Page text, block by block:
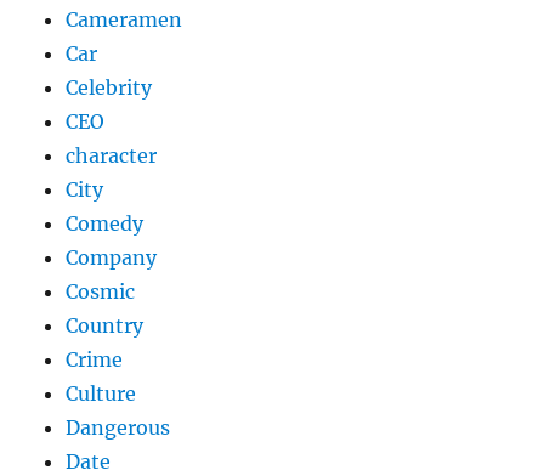
Cameramen
Car
Celebrity
CEO
character
City
Comedy
Company
Cosmic
Country
Crime
Culture
Dangerous
Date